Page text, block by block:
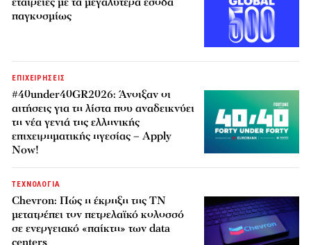
παγκοσμίως
ΕΠΙΧΕΙΡΗΣΕΙΣ
#40under40GR2026: Άνοιξαν οι
αιτήσεις για τη λίστα που αναδεικνύει
τη νέα γενιά της ελληνικής
επιχειρηματικής ηγεσίας – Apply
Now!
ΤΕΧΝΟΛΟΓΙΑ
Chevron: Πώς η έκρηξη της ΤΝ
μετατρέπει τον πετρελαϊκό κολοσσό
σε ενεργειακό «παίκτη» των data